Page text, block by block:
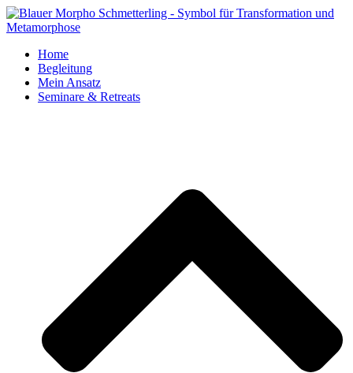
Home
Begleitung
Mein Ansatz
Seminare & Retreats